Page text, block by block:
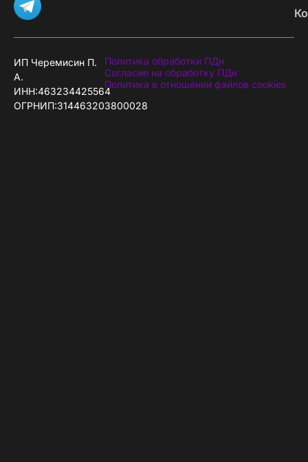
ИП Черемисин П.
А.
ИНН:463234425564
ОГРНИП:314463203800028
Политика обработки ПДн
Согласие на обработку ПДн
Политика в отношении файлов cookies